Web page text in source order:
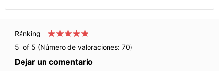
Ránking
5 of 5 (Número de valoraciones: 70)
Dejar un comentario